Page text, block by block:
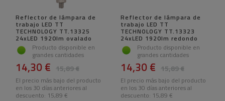
Reflector de lámpara de
trabajo LED TT
TECHNOLOGY TT.13325
24xLED 1920lm ovalado
Producto disponible en
grandes cantidades
15,89 €
14,30 €
El precio más bajo del producto
en los 30 días anteriores al
descuento: 15,89 €
Reflector de lámpara de
trabajo LED TT
TECHNOLOGY TT.13323
24xLED 1920lm redondo
Producto disponible en
grandes cantidades
15,89 €
14,30 €
El precio más bajo del producto
en los 30 días anteriores al
descuento: 15,89 €